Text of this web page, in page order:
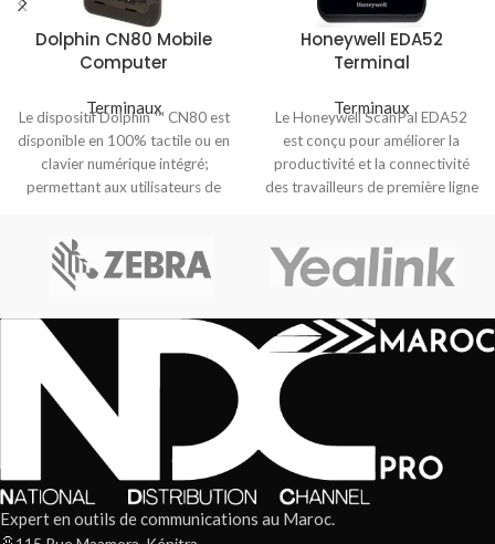
Dolphin CN80 Mobile
Computer
Terminaux
Le dispositif Dolphin ™ CN80 est
disponible en 100% tactile ou en
clavier numérique intégré;
permettant aux utilisateurs de
Honeywell EDA52
Terminal
Terminaux
Le Honeywell ScanPal EDA52
est conçu pour améliorer la
productivité et la connectivité
des travailleurs de première ligne
Expert en outils de communications au Maroc.